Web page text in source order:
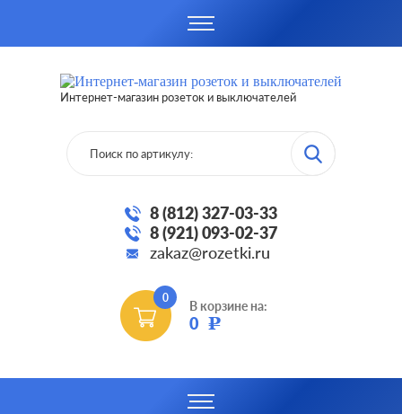
Интернет-магазин розеток и выключателей
8 (812) 327-03-33
8 (921) 093-02-37
zakaz@rozetki.ru
0
В корзине на:
0 Р